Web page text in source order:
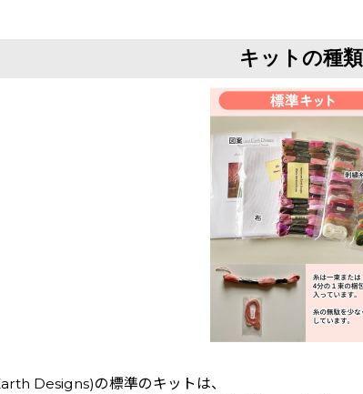
キットの種類
Designs)の標準のキットは、